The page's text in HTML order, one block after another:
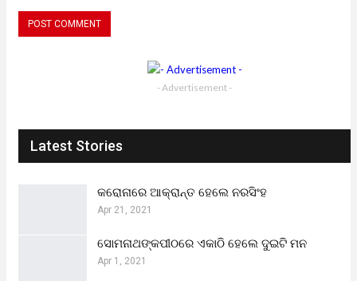
- Advertisement -
Latest Stories
କରୋନାରେ ଆକ୍ରାନ୍ତ ହେଲେ ନରସିଂହ
Apr 21, 2021
ସୋମନାଥଙ୍କପୀଠରେ ଏକାଠି ହେଲେ ଦୁଇଟି ମନ
Apr 1, 2021